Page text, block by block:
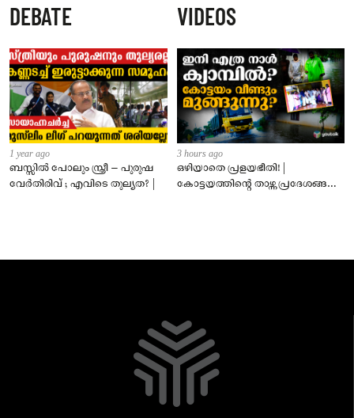
DEBATE
1 year ago
ബസ്സിൽ പോലും സ്ത്രീ – പുരുഷ
വേർതിരിവ് ; എവിടെ തുല്യത? |
VIDEOS
3 hours ago
ഒഴിയാതെ പ്രളയഭീതി! |
കോട്ടയത്തിന്റെ താഴ്ന്ന പ്രദേശങ്ങൾ